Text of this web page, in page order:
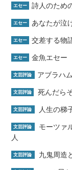
エセー 詩人のため
エセー あなたが泣
エセー 交差する物
エセー 金魚エセー
文芸評論 アブラハ
文芸評論 死んだら
文芸評論 人生の梯
文芸評論
モーツァ
人
文芸評論 九鬼周造